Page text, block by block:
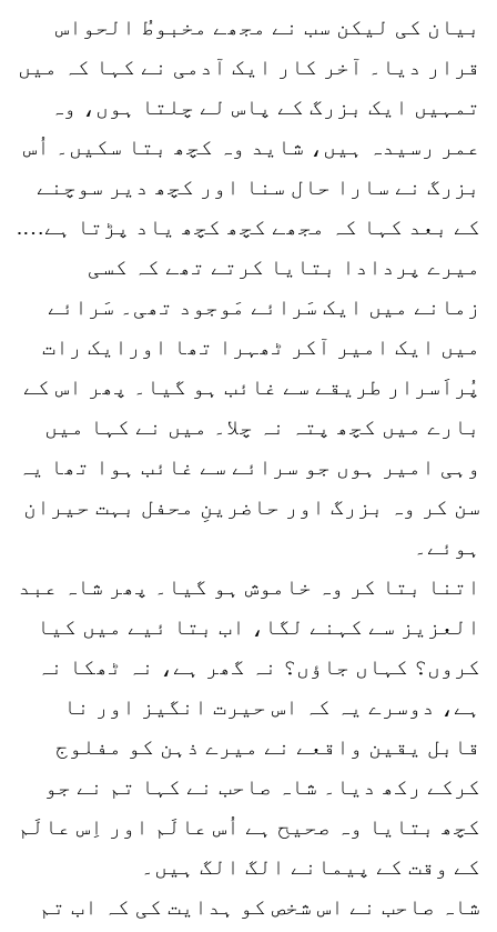
بیان کی لیکن سب نے مجھے مخبوطُ الحواس
قرار دیا۔ آخر کار ایک آدمی نے کہا کہ میں
تمہیں ایک بزرگ کے پاس لے چلتا ہوں، وہ
عمر رسیدہ ہیں، شاید وہ کچھ بتا سکیں۔ اُس
بزرگ نے سارا حال سنا اور کچھ دیر سوچنے
کے بعد کہا کہ مجھے کچھ کچھ یاد پڑتا ہے….
میرے پردادا بتایا کرتے تھے کہ کسی
زمانے میں ایک سَرائے مَوجود تھی۔ سَرائے
میں ایک امیر آکر ٹھہرا تھا اورایک رات
پُراَسرار طریقے سے غائب ہو گیا۔ پھر اس کے
بارے میں کچھ پتہ نہ چلا۔ میں نے کہا میں
وہی امیر ہوں جو سرائے سے غائب ہوا تھا یہ
سن کر وہ بزرگ اور حاضرینِ محفل بہت حیران
ہوئے۔
اتنا بتا کر وہ خاموش ہو گیا۔ پھر شاہ عبد
العزیز سے کہنے لگا، اب بتا ئیے میں کیا
کروں؟ کہاں جاؤں؟ نہ گھر ہے، نہ ٹھکا نہ
ہے، دوسرے یہ کہ اس حیرت انگیز اور نا
قابل یقین واقعے نے میرے ذہن کو مفلوج
کرکے رکھ دیا۔ شاہ صاحب نے کہا تم نے جو
کچھ بتایا وہ صحیح ہے اُس عالَم اور اِس عالَم
کے وقت کے پیمانے الگ الگ ہیں۔
شاہ صاحب نے اس شخص کو ہدایت کی کہ اب تم